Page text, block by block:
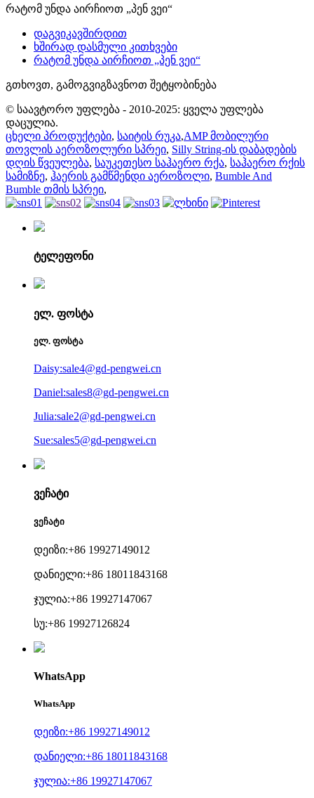
რატომ უნდა აირჩიოთ „პენ ვეი“
დაგვიკავშირდით
ხშირად დასმული კითხვები
რატომ უნდა აირჩიოთ „პენ ვეი“
გთხოვთ, გამოგვიგზავნოთ შეტყობინება
© საავტორო უფლება - 2010-2025: ყველა უფლება
დაცულია.
ცხელი პროდუქტები, საიტის რუკა,AMP მობილური
თოვლის აეროზოლური სპრეი, Silly String-ის დაბადების
დღის წვეულება, საუკეთესო საჰაერო რქა, საჰაერო რქის
სამიზნე, ჰაერის გამწმენდი აეროზოლი, Bumble And
Bumble თმის სპრეი,
ტელეფონი
ელ. ფოსტა
ელ. ფოსტა
Daisy:sale4@gd-pengwei.cn
Daniel:sales8@gd-pengwei.cn
Julia:sale2@gd-pengwei.cn
Sue:sales5@gd-pengwei.cn
ვეჩატი
ვეჩატი
დეიზი:+86 19927149012
დანიელი:+86 18011843168
ჯულია:+86 19927147067
სუ:+86 19927126824
WhatsApp
WhatsApp
დეიზი:+86 19927149012
დანიელი:+86 18011843168
ჯულია:+86 19927147067